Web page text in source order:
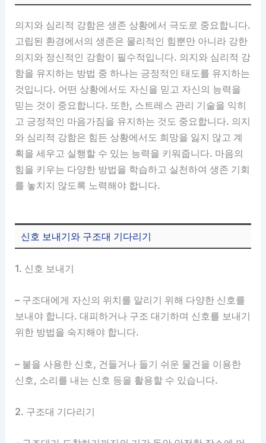
의지와 심리적 강함은 생존 상황에서 극도로 중요합니다.
고립된 환경에서의 생존은 물리적인 힘뿐만 아니라 강한
의지와 정신적인 강함이 필수적입니다. 의지와 심리적 강
함을 유지하는 방법 중 하나는 긍정적인 태도를 유지하는
것입니다. 어떤 상황에서도 자신을 믿고 자신의 능력을
믿는 것이 중요합니다. 또한, 스트레스 관리 기술을 익히
고 긍정적인 마음가짐을 유지하는 것도 중요합니다. 의지
와 심리적 강함은 힘든 상황에서도 희망을 잃지 않고 계
획을 세우고 실행할 수 있는 능력을 키워줍니다. 마음의
힘을 키우는 다양한 방법을 학습하고 실천하여 생존 기회
를 놓치지 않도록 노력해야 합니다.
신호 보내기와 구조대 기다리기
1. 신호 보내기
– 구조대에게 자신의 위치를 알리기 위해 다양한 신호를
보내야 합니다. 대피하거나 구조 대기하며 신호를 보내기
위한 방법을 숙지해야 합니다.
– 불을 사용한 신호, 건들거나 들기 쉬운 물건을 이용한
신호, 소리를 내는 신호 등을 활용할 수 있습니다.
2. 구조대 기다리기